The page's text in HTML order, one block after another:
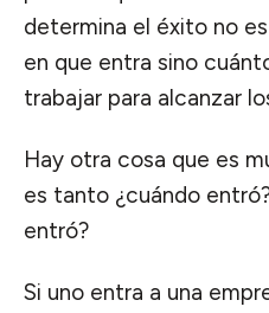
determina el éxito no
en que entra sino
trabajar para alcanzar
Hay otra cosa que es
es tanto ¿cuándo
entró?
Si uno entra a una